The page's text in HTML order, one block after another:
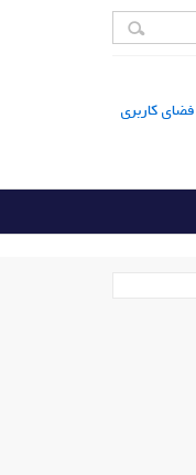
فضای کاربری